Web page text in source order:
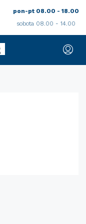
pon-pt 08.00 - 18.00
sobota 08.00 - 14.00